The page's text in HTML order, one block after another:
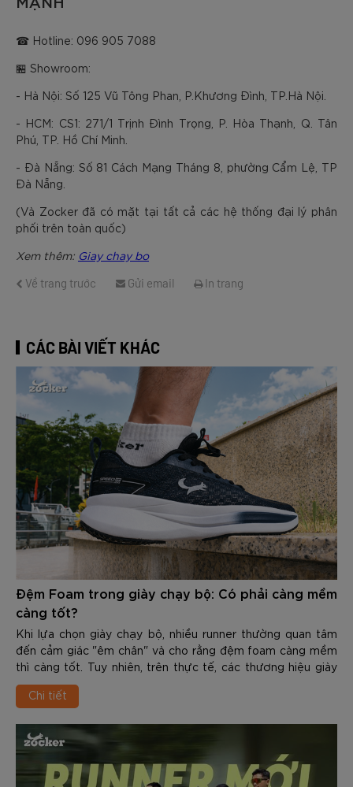
☎ Hotline: 096 905 7088
🏪 Showroom:
- Hà Nội: Số 125 Vũ Tông Phan, P.Khương Đình, TP.Hà Nội.
- HCM: CS1: 271/1 Trịnh Đình Trọng, P. Hòa Thạnh, Q. Tân
Phú, TP. Hồ Chí Minh.
- Đà Nẵng: Số 81 Cách Mạng Tháng 8, phường Cẩm Lệ, TP
Đà Nẵng.
(Và Zocker đã có mặt tại tất cả các hệ thống đại lý phân
phối trên toàn quốc)
Xem thêm: Giay chay bo
Về trang trước
Gửi email In trang
CÁC BÀI VIẾT KHÁC
Đệm Foam trong giày chạy bộ: Có phải càng mềm
càng tốt?
Khi lựa chọn giày chạy bộ, nhiều runner thường quan tâm
đến cảm giác "êm chân" và cho rằng đệm foam càng mềm
thì càng tốt. Tuy nhiên, trên thực tế, các thương hiệu giày
chạy hiện nay không còn chỉ tập trung vào việc tạo ra lớp
đệm mềm nhất, mà hướng đến sự cân bằng giữa giảm chấn
Chi tiết